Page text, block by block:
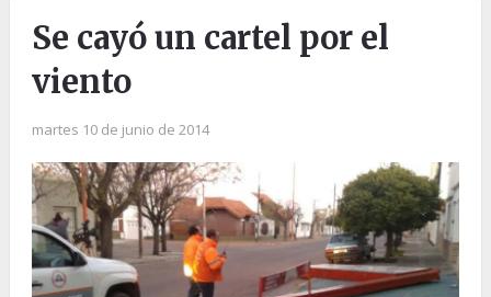
Se cayó un cartel por el
viento
martes 10 de junio de 2014